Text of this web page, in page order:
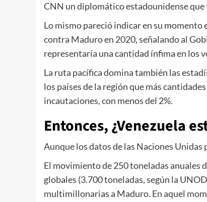
CNN un diplomático estadounidense
Lo mismo pareció indicar en su momento
contra Maduro en 2020, señalando al
representaría una cantidad ínfima en los
La ruta pacífica domina también las
los países de la región que más
incautaciones, con menos del 2%.
Entonces, ¿Venezuela
Aunque los datos de las Naciones Unidas
El movimiento de 250 toneladas anuales
globales (3.700 toneladas, según la
multimillonarias a Maduro. En aquel